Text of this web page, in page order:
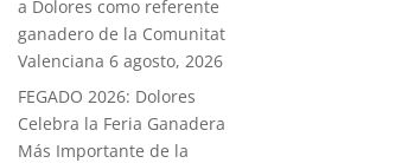
a Dolores como referente
ganadero de la Comunitat
Valenciana 6 agosto, 2026
FEGADO 2026: Dolores
Celebra la Feria Ganadera
Más Importante de la